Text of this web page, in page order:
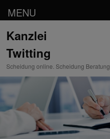
Inhalt
Kanzlei
Twitting
Scheidung online. Scheidung Beratung.
MENU